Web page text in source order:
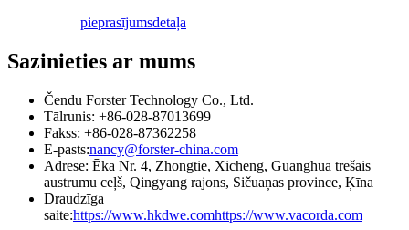
pieprasījumsdetaļa
Sazinieties ar mums
Čendu Forster Technology Co., Ltd.
Tālrunis: +86-028-87013699
Fakss: +86-028-87362258
E-pasts:nancy@forster-china.com
Adrese: Ēka Nr. 4, Zhongtie, Xicheng, Guanghua trešais
austrumu ceļš, Qingyang rajons, Sičuaņas province, Ķīna
Draudzīga
saite:https://www.hkdwe.comhttps://www.vacorda.com